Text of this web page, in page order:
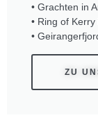
• Grachten in
• Ring of
•
ZU